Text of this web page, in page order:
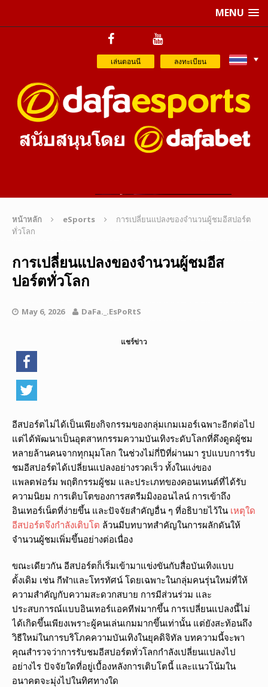
MENU
เล่นตอนนี ลงทะเบียน
หน้าหลัก eSports
การเปลี่ยนแปลงของจำนวนผู้ชมอีสปอร์ต
ทั่วโลก
การเปลี่ยนแปลงของจำนวนผู้ชมอีส
ปอร์ตทั่วโลก
May 6, 2026 DaFa._.EsPoRtS
แชร์ข่าว
อีสปอร์ตไม่ได้เป็นเพียงกิจกรรมของกลุ่มเกมเมอร์เฉพาะอีกต่อไป
แต่ได้พัฒนาเป็นอุตสาหกรรมความบันเทิงระดับโลกที่ดึงดูดผู้ชม
หลายล้านคนจากทุกมุมโลก ในช่วงไม่กี่ปีที่ผ่านมา รูปแบบการรับ
ชมอีสปอร์ตได้เปลี่ยนแปลงอย่างรวดเร็ว ทั้งในแง่ของ
แพลตฟอร์ม พฤติกรรมผู้ชม และประเภทของคอนเทนต์ที่ได้รับ
ความนิยม การเติบโตของการสตรีมมิงออนไลน์ การเข้าถึง
อินเทอร์เน็ตที่ง่ายขึ้น และปัจจัยสำคัญอื่น ๆ ที่อธิบายไว้ใน เหตุใด
อีสปอร์ตจึงกำลังเติบโต ล้วนมีบทบาทสำคัญในการผลักดันให้
จำนวนผู้ชมเพิ่มขึ้นอย่างต่อเนื่อง
ขณะเดียวกัน อีสปอร์ตก็เริ่มเข้ามาแข่งขันกับสื่อบันเทิงแบบ
ดั้งเดิม เช่น กีฬาและโทรทัศน์ โดยเฉพาะในกลุ่มคนรุ่นใหม่ที่ให้
ความสำคัญกับความสะดวกสบาย การมีส่วนร่วม และ
ประสบการณ์แบบอินเทอร์แอคทีฟมากขึ้น การเปลี่ยนแปลงนี้ไม่
ได้เกิดขึ้นเพียงเพราะผู้คนเล่นเกมมากขึ้นเท่านั้น แต่ยังสะท้อนถึง
วิธีใหม่ในการบริโภคความบันเทิงในยุคดิจิทัล บทความนี้จะพา
คุณสำรวจว่าการรับชมอีสปอร์ตทั่วโลกกำลังเปลี่ยนแปลงไป
อย่างไร ปัจจัยใดที่อยู่เบื้องหลังการเติบโตนี้ และแนวโน้มใน
อนาคตจะมุ่งไปในทิศทางใด